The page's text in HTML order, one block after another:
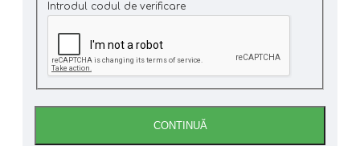
Introdul codul de verificare
CONTINUĂ